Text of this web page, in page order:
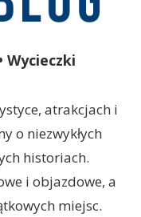
Wycieczki
atrakcjach i
o niezwykłych
historiach.
i objazdowe, a
miejsc.